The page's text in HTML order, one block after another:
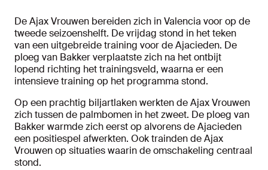
De Ajax Vrouwen bereiden zich in Valencia voor op de
tweede seizoenshelft. De vrijdag stond in het teken
van een uitgebreide training voor de Ajacieden. De
ploeg van Bakker verplaatste zich na het ontbijt
lopend richting het trainingsveld, waarna er een
intensieve training op het programma stond.
Op een prachtig biljartlaken werkten de Ajax Vrouwen
zich tussen de palmbomen in het zweet. De ploeg van
Bakker warmde zich eerst op alvorens de Ajacieden
een positiespel afwerkten. Ook trainden de Ajax
Vrouwen op situaties waarin de omschakeling centraal
stond.